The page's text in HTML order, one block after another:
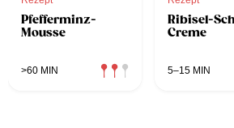
Pfefferminz-
Mousse
>60 MIN
Ribisel-
Creme
5–15 MIN